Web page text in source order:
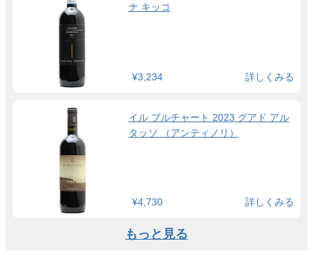
ナ キッコ
¥3,234 詳しくみる
イル ブルチャート 2023 グアド アル
タッソ （アンティノリ）
¥4,730 詳しくみる
もっと見る